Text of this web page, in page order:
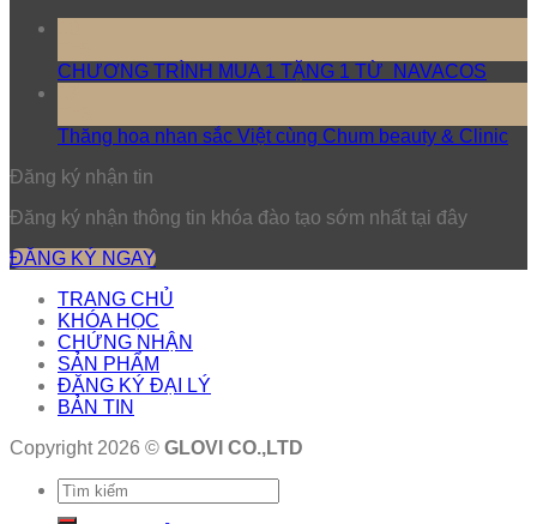
CHƯƠNG TRÌNH MUA 1 TẶNG 1 TỪ NAVACOS
Thăng hoa nhan sắc Việt cùng Chum beauty & Clinic
Đăng ký nhận tin
Đăng ký nhận thông tin khóa đào tạo sớm nhất tại đây
ĐĂNG KÝ NGAY
TRANG CHỦ
KHÓA HỌC
CHỨNG NHẬN
SẢN PHẨM
ĐĂNG KÝ ĐẠI LÝ
BẢN TIN
Copyright 2026 © GLOVI CO.,LTD